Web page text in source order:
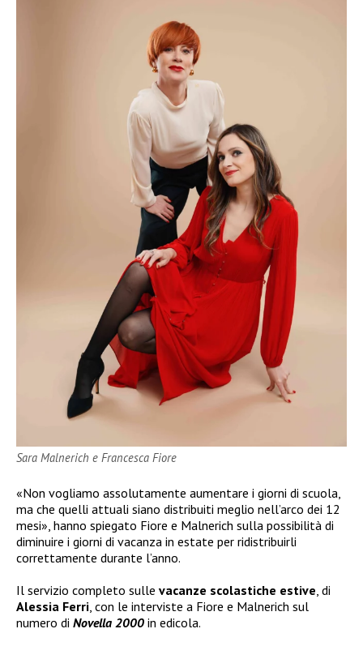
Sara Malnerich e Francesca Fiore
«Non vogliamo assolutamente aumentare i giorni di scuola,
ma che quelli attuali siano distribuiti meglio nell’arco dei 12
mesi», hanno spiegato Fiore e Malnerich sulla possibilità di
diminuire i giorni di vacanza in estate per ridistribuirli
correttamente durante l’anno.
Il servizio completo sulle vacanze scolastiche estive, di
Alessia Ferri, con le interviste a Fiore e Malnerich sul
numero di Novella 2000 in edicola.